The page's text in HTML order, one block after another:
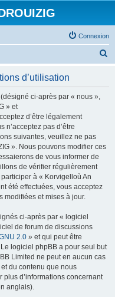
Connexion
d’utilisation
ci-après par « nous »,
» et
d’être légalement
n’acceptez pas d’être
suivantes, veuillez ne pas
». Nous pouvons modifier ces
de vous informer de
de vérifier régulièrement
à « Korvigelloù An
été effectuées, vous acceptez
modifiées et mises à jour.
ci-après par « logiciel
de forum de discussions
2.0 » et qui peut être
logiciel phpBB a pour seul but
Limited ne peut en aucun cas
du contenu que nous
plus d’informations concernant
anglais).